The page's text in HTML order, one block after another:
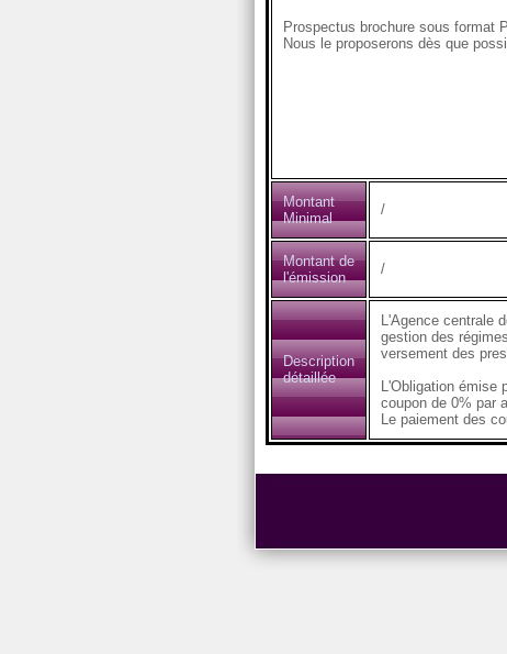
Prospectus brochure sous format
Nous le proposerons dès que
Montant
Minimal
/
Montant de
l'émission
/
Description
détaillée
L'Agence centrale
gestion des
versement des
L'Obligation émise
coupon de 0% par
Le paiement des